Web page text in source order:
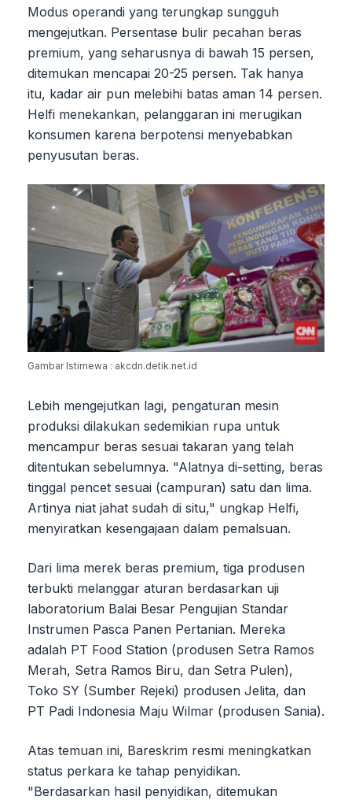
Modus operandi yang terungkap sungguh
mengejutkan. Persentase bulir pecahan beras
premium, yang seharusnya di bawah 15 persen,
ditemukan mencapai 20-25 persen. Tak hanya
itu, kadar air pun melebihi batas aman 14 persen.
Helfi menekankan, pelanggaran ini merugikan
konsumen karena berpotensi menyebabkan
penyusutan beras.
Gambar Istimewa : akcdn.detik.net.id
Lebih mengejutkan lagi, pengaturan mesin
produksi dilakukan sedemikian rupa untuk
mencampur beras sesuai takaran yang telah
ditentukan sebelumnya. "Alatnya di-setting, beras
tinggal pencet sesuai (campuran) satu dan lima.
Artinya niat jahat sudah di situ," ungkap Helfi,
menyiratkan kesengajaan dalam pemalsuan.
Dari lima merek beras premium, tiga produsen
terbukti melanggar aturan berdasarkan uji
laboratorium Balai Besar Pengujian Standar
Instrumen Pasca Panen Pertanian. Mereka
adalah PT Food Station (produsen Setra Ramos
Merah, Setra Ramos Biru, dan Setra Pulen),
Toko SY (Sumber Rejeki) produsen Jelita, dan
PT Padi Indonesia Maju Wilmar (produsen Sania).
Atas temuan ini, Bareskrim resmi meningkatkan
status perkara ke tahap penyidikan.
"Berdasarkan hasil penyidikan, ditemukan